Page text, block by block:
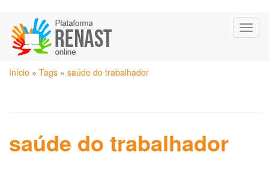
para
conteúdo
principal
Você
Início » Tags » saúde do trabalhador
saúde do trabalhador